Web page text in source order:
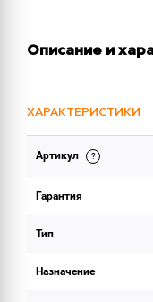
Описание и
ХАРАКТЕРИСТИКИ
ОБЪЕМ ПОСТАВКИ
Артикул
Гарантия
Тип
Назначение